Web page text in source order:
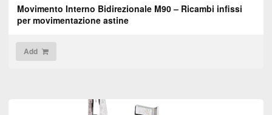
Movimento Interno Bidirezionale M90 – Ricambi infissi
per movimentazione astine
Add